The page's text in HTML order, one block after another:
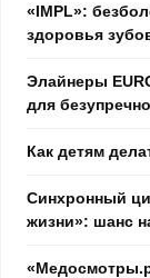
«IMPL»:
здоровья
Элайнеры
для
Как детям
Синхронный
жизни»: шанс